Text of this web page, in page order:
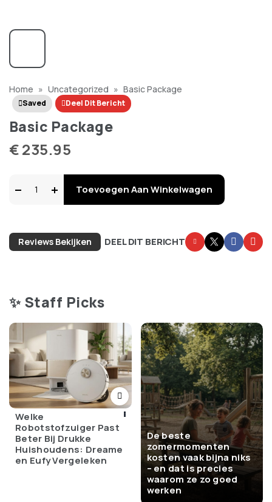
Home » Uncategorized » Basic Package
Saved Deel Dit Bericht
Basic Package
€235.95
Basic
aantal
Toevoegen Aan Winkelwagen
Reviews Bekijken DEEL DIT BERICHT
✨ Staff Picks
Welke
Robotstofzuiger Past
Beter Bij Drukke
Huishoudens: Dreame
en Eufy Vergeleken
De beste
zomermomenten
kosten vaak bijna niks
– en dat is precies
waarom ze zo goed
werken